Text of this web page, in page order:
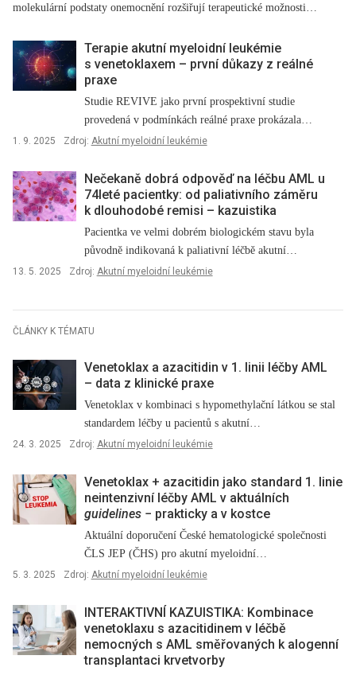
molekulární podstaty onemocnění rozšiřují terapeutické možnosti
dnes kombinace venetoklaxu s azacitidinem v klinické praxi, jakou roli
hraje molekulární diagnostika a kam se léčba AML posune
v následujících letech? I o tom hovoříme s
MUDr. Martinem Čerňanem, Ph.D., z Hemato-onkologické kliniky
LF UP a FN Olomouc.
Terapie akutní myeloidní leukémie
s venetoklaxem –⁠ první důkazy z reálné
praxe
Studie REVIVE jako první prospektivní studie
provedená v podmínkách reálné praxe prokázala
účinnost…
1. 9. 2025 Zdroj: Akutní myeloidní leukémie
Nečekaně dobrá odpověď na léčbu AML u
74leté pacientky: od paliativního záměru
k dlouhodobé remisi –⁠ kazuistika
Pacientka ve velmi dobrém biologickém stavu byla
původně indikovaná k paliativní léčbě akutní…
13. 5. 2025 Zdroj: Akutní myeloidní leukémie
ČLÁNKY K TÉMATU
Venetoklax a azacitidin v 1. linii léčby AML
–⁠ data z klinické praxe
Venetoklax v kombinaci s hypomethylační látkou se stal
standardem léčby u pacientů s akutní…
24. 3. 2025 Zdroj: Akutní myeloidní leukémie
Venetoklax + azacitidin jako standard 1. linie
neintenzivní léčby AML v aktuálních
guidelines −⁠ prakticky a v kostce
Aktuální doporučení České hematologické společnosti
ČLS JEP (ČHS) pro akutní myeloidní…
5. 3. 2025 Zdroj: Akutní myeloidní leukémie
INTERAKTIVNÍ KAZUISTIKA: Kombinace
venetoklaxu s azacitidinem v léčbě
nemocných s AML směřovaných k alogenní
transplantaci krvetvorby